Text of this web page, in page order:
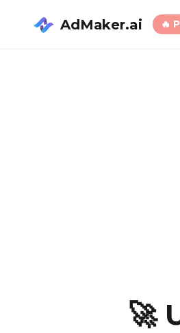
AdMaker.ai 🔥
🚀